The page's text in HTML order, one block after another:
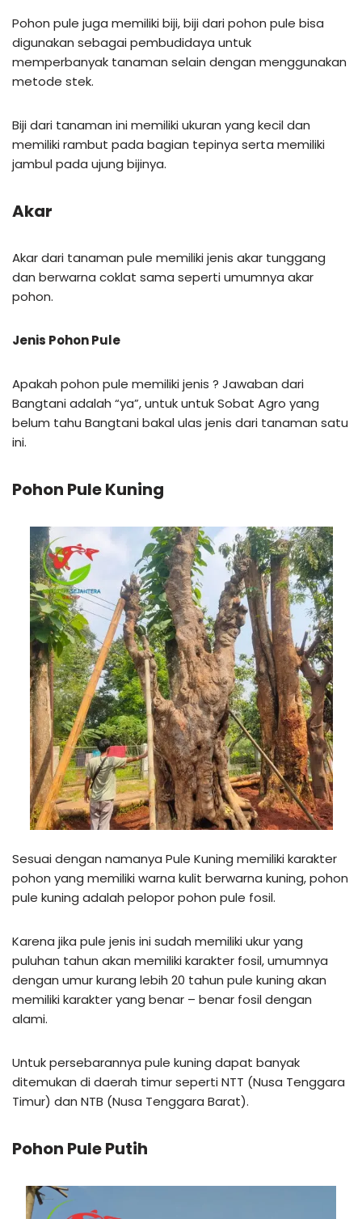
Pohon pule juga memiliki biji, biji dari pohon pule bisa
digunakan sebagai pembudidaya untuk
memperbanyak tanaman selain dengan menggunakan
metode stek.
Biji dari tanaman ini memiliki ukuran yang kecil dan
memiliki rambut pada bagian tepinya serta memiliki
jambul pada ujung bijinya.
Akar
Akar dari tanaman pule memiliki jenis akar tunggang
dan berwarna coklat sama seperti umumnya akar
pohon.
Jenis Pohon Pule
Apakah pohon pule memiliki jenis ? Jawaban dari
Bangtani adalah “ya”, untuk untuk Sobat Agro yang
belum tahu Bangtani bakal ulas jenis dari tanaman satu
ini.
Pohon Pule Kuning
Sesuai dengan namanya Pule Kuning memiliki karakter
pohon yang memiliki warna kulit berwarna kuning, pohon
pule kuning adalah pelopor pohon pule fosil.
Karena jika pule jenis ini sudah memiliki ukur yang
puluhan tahun akan memiliki karakter fosil, umumnya
dengan umur kurang lebih 20 tahun pule kuning akan
memiliki karakter yang benar – benar fosil dengan
alami.
Untuk persebarannya pule kuning dapat banyak
ditemukan di daerah timur seperti NTT (Nusa Tenggara
Timur) dan NTB (Nusa Tenggara Barat).
Pohon Pule Putih